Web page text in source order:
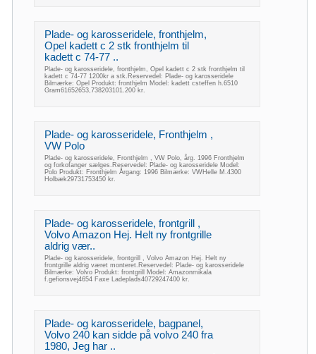
Plade- og karosseridele, fronthjelm,
Opel kadett c 2 stk fronthjelm til
kadett c 74-77 ..
Plade- og karosseridele, fronthjelm, Opel kadett c 2 stk fronthjelm til
kadett c 74-77 1200kr a stk.Reservedel: Plade- og karosseridele
Bilmærke: Opel Produkt: fronthjelm Model: kadett csteffen h.6510
Gram61652653,738203101.200 kr.
Plade- og karosseridele, Fronthjelm ,
VW Polo
Plade- og karosseridele, Fronthjelm , VW Polo, årg. 1996 Fronthjelm
og forkofanger sælges.Reservedel: Plade- og karosseridele Model:
Polo Produkt: Fronthjelm Årgang: 1996 Bilmærke: VWHelle M.4300
Holbæk29731753450 kr.
Plade- og karosseridele, frontgrill ,
Volvo Amazon Hej. Helt ny frontgrille
aldrig vær..
Plade- og karosseridele, frontgrill , Volvo Amazon Hej. Helt ny
frontgrille aldrig været monteret.Reservedel: Plade- og karosseridele
Bilmærke: Volvo Produkt: frontgrill Model: Amazonmikala
f.gefionsvej4654 Faxe Ladeplads40729247400 kr.
Plade- og karosseridele, bagpanel,
Volvo 240 kan sidde på volvo 240 fra
1980, Jeg har ..